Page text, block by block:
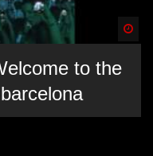
to the